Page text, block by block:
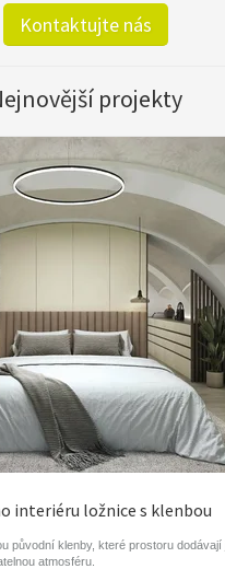
Kontaktujte nás
projekty
interiéru ložnice s klenbou
původní klenby, které prostoru dodávají
atmosféru.